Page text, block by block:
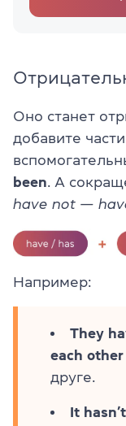
Оно станет
добавите
been. А
have not —
Например:
They
each other
друге.
It